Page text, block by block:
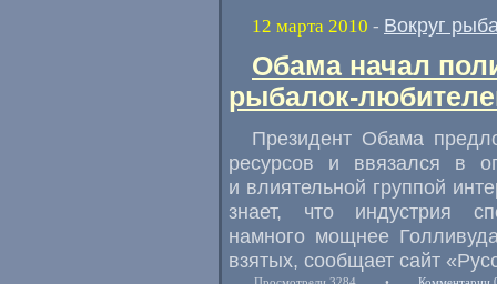
12 марта 2010 - Вокруг
Обама начал
рыбалок-
Президент Обама
ресурсов и ввязался в
и влиятельной группой
знает, что индустрия
намного мощнее
взятых, сообщает сайт